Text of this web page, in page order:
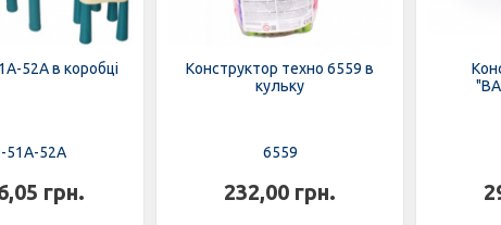
52A в коробці
51A-52A
грн.
Конструктор техно 6559 в
кульку
6559
232,00 грн.